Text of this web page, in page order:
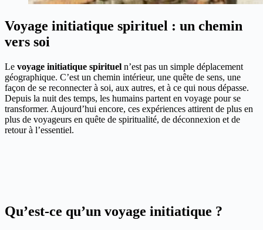
Voyage initiatique spirituel : un chemin
vers soi
Le voyage initiatique spirituel n’est pas un simple déplacement
géographique. C’est un chemin intérieur, une quête de sens, une
façon de se reconnecter à soi, aux autres, et à ce qui nous dépasse.
Depuis la nuit des temps, les humains partent en voyage pour se
transformer. Aujourd’hui encore, ces expériences attirent de plus en
plus de voyageurs en quête de spiritualité, de déconnexion et de
retour à l’essentiel.
Qu’est-ce qu’un voyage initiatique ?